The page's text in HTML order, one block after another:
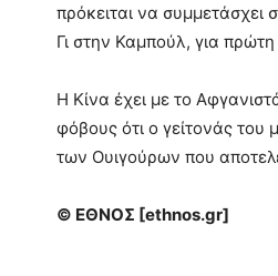
πρόκειται να συμμετάσχει
Γι στην Καμπούλ, για
Η Κίνα έχει με το
φόβους ότι ο γείτονάς του
των Ουιγούρων που
© ΕΘΝΟΣ [ethnos.gr]